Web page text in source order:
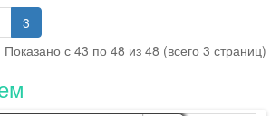
3
Показано с 43 по 48 из 48 (всего 3 страниц)